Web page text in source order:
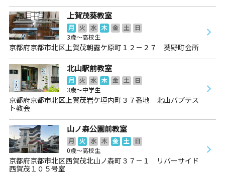
上賀茂葵教室
月 火 水 木 金 土
日
3歳～高校生
京都府京都市北区上賀茂朝露ケ原町１２－２７ 葵野町会所
北山駅前教室
月 火 水 木 金 土
日
3歳～中学生
京都府京都市北区上賀茂岩ケ垣内町３７番地 北山バプテス
ト教会
山ノ森公園前教室
月 火 水 木 金 土
日
0歳～高校生
京都府京都市北区西賀茂北山ノ森町３７－１ リバーサイド
西賀茂１０５号室